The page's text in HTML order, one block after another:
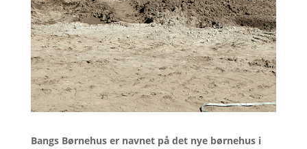
Bangs Børnehus er navnet på det nye børnehus i